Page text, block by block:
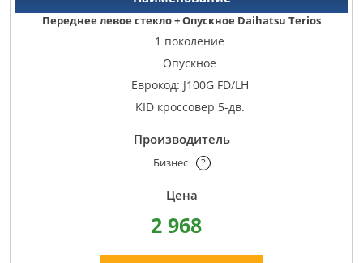
Переднее левое стекло + Опускное Daihatsu Terios
1 поколение
Опускное
Еврокод: J100G FD/LH
KID кроссовер 5-дв.
Бизнес ?
2 968